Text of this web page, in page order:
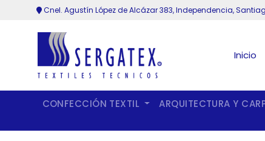
Cnel. Agustín López de Alcázar 383, Independencia,
Inicio
CONFECCIÓN TEXTIL ARQUITECTURA Y